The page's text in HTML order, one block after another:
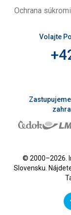
Ochrana
Volajte
© 2000–2026.
Slovensku.